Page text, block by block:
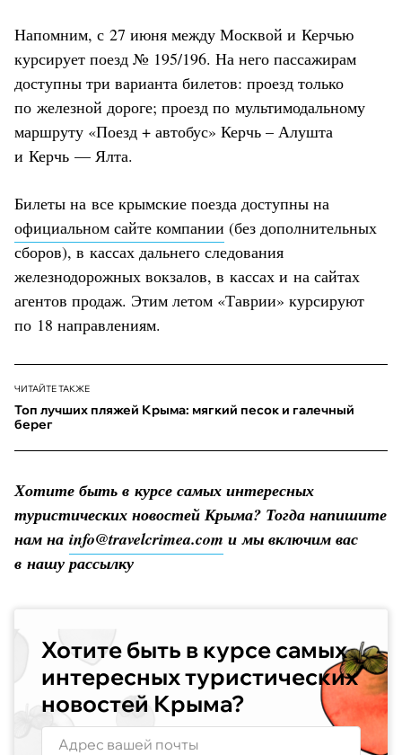
Напомним, с 27 июня между Москвой и Керчью
курсирует поезд № 195/196. На него пассажирам
доступны три варианта билетов: проезд только
по железной дороге; проезд по мультимодальному
маршруту «Поезд + автобус» Керчь – Алушта
и Керчь — Ялта.
Билеты на все крымские поезда доступны на
официальном сайте компании (без дополнительных
сборов), в кассах дальнего следования
железнодорожных вокзалов, в кассах и на сайтах
агентов продаж. Этим летом «Таврии» курсируют
по 18 направлениям.
ЧИТАЙТЕ ТАКЖЕ
Топ лучших пляжей Крыма: мягкий песок и галечный
берег
Хотите быть в курсе самых интересных
туристических новостей Крыма? Тогда напишите
нам на info@travelcrimea.com и мы включим вас
в нашу рассылку
Хотите быть в курсе самых
интересных туристических
новостей Крыма?